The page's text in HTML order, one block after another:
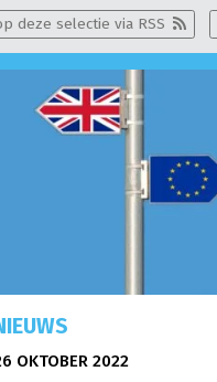
deze selectie via RSS
OKTOBER 2022